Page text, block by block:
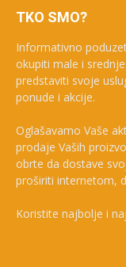
TKO SMO?
Informativno
okupiti male i
predstaviti svoje
ponude i akcije.
Oglašavamo Vaše
prodaje Vaših
obrte da dostave
proširiti internetom,
Koristite najbolje i